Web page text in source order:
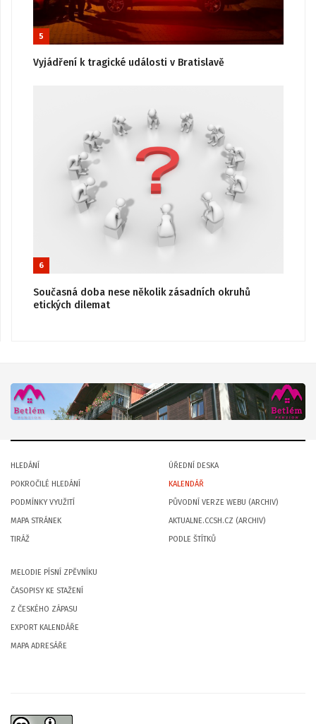
5
Vyjádření k tragické události v Bratislavě
6
Současná doba nese několik zásadních okruhů
etických dilemat
HLEDÁNÍ
POKROČILÉ HLEDÁNÍ
PODMÍNKY VYUŽITÍ
MAPA STRÁNEK
TIRÁŽ
ÚŘEDNÍ DESKA
KALENDÁŘ
PŮVODNÍ VERZE WEBU (ARCHIV)
AKTUALNE.CCSH.CZ (ARCHIV)
PODLE ŠTÍTKŮ
MELODIE PÍSNÍ ZPĚVNÍKU
ČASOPISY KE STAŽENÍ
Z ČESKÉHO ZÁPASU
EXPORT KALENDÁŘE
MAPA ADRESÁŘE